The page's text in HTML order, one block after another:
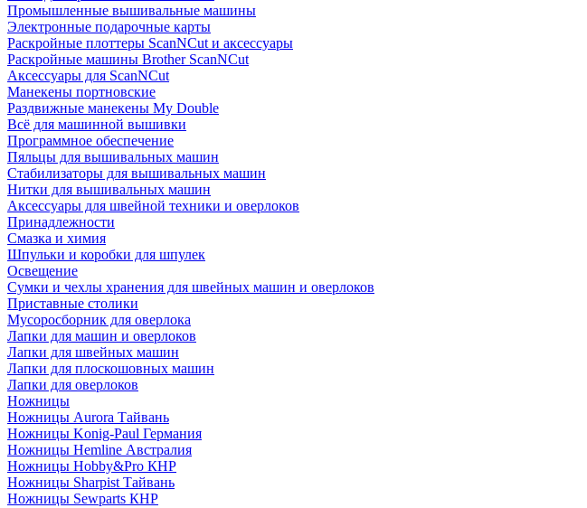
Промышленные вышивальные машины
Электронные подарочные карты
Раскройные плоттеры ScanNCut и аксессуары
Раскройные машины Brother ScanNCut
Аксессуары для ScanNCut
Манекены портновские
Раздвижные манекены My Double
Всё для машинной вышивки
Программное обеспечение
Пяльцы для вышивальных машин
Стабилизаторы для вышивальных машин
Нитки для вышивальных машин
Аксессуары для швейной техники и оверлоков
Принадлежности
Смазка и химия
Шпульки и коробки для шпулек
Освещение
Сумки и чехлы хранения для швейных машин и оверлоков
Приставные столики
Мусоросборник для оверлока
Лапки для машин и оверлоков
Лапки для швейных машин
Лапки для плоскошовных машин
Лапки для оверлоков
Ножницы
Ножницы Aurora Тайвань
Ножницы Konig-Paul Германия
Ножницы Hemline Австралия
Ножницы Hobby&Pro КНР
Ножницы Sharpist Тайвань
Ножницы Sewparts КНР